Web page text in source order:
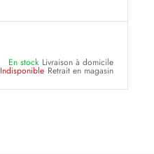
En stock Livraison à domicile
Indisponible Retrait en magasin